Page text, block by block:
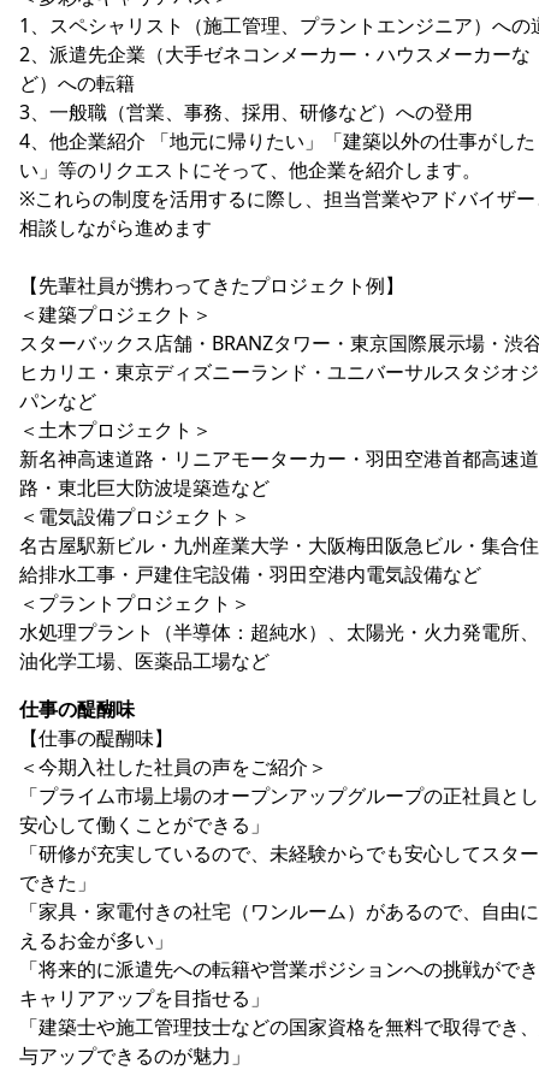
1、スペシャリスト（施工管理、プラントエンジニア）への
2、派遣先企業（大手ゼネコンメーカー・ハウスメーカーな
ど）への転籍
3、一般職（営業、事務、採用、研修など）への登用
4、他企業紹介 「地元に帰りたい」「建築以外の仕事がした
い」等のリクエストにそって、他企業を紹介します。
※これらの制度を活用するに際し、担当営業やアドバイザ
相談しながら進めます
【先輩社員が携わってきたプロジェクト例】
＜建築プロジェクト＞
スターバックス店舗・BRANZタワー・東京国際展示場・渋
ヒカリエ・東京ディズニーランド・ユニバーサルスタジオ
パンなど
＜土木プロジェクト＞
新名神高速道路・リニアモーターカー・羽田空港首都高速道
路・東北巨大防波堤築造など
＜電気設備プロジェクト＞
名古屋駅新ビル・九州産業大学・大阪梅田阪急ビル・集合
給排水工事・戸建住宅設備・羽田空港内電気設備など
＜プラントプロジェクト＞
水処理プラント（半導体：超純水）、太陽光・火力発電所
油化学工場、医薬品工場など
仕事の醍醐味
【仕事の醍醐味】
＜今期入社した社員の声をご紹介＞
「プライム市場上場のオープンアップグループの正社員と
安心して働くことができる」
「研修が充実しているので、未経験からでも安心してスタ
できた」
「家具・家電付きの社宅（ワンルーム）があるので、自由
えるお金が多い」
「将来的に派遣先への転籍や営業ポジションへの挑戦がで
キャリアアップを目指せる」
「建築士や施工管理技士などの国家資格を無料で取得でき
与アップできるのが魅力」